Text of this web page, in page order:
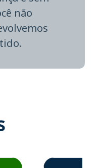
não
Concursos emEstudante Elais